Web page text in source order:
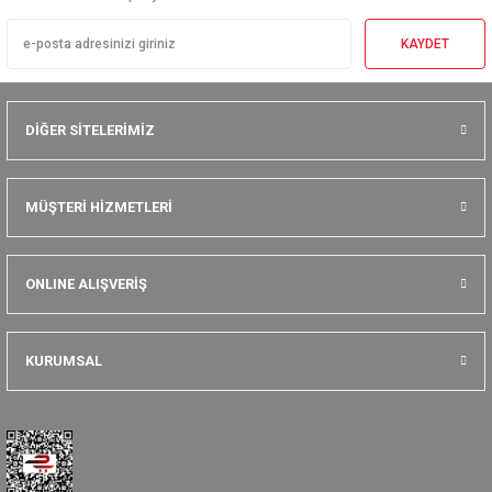
KAYDET
DİĞER SİTELERİMİZ
MÜŞTERİ HİZMETLERİ
ONLINE ALIŞVERİŞ
KURUMSAL